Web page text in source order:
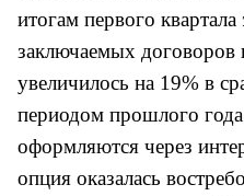
итогам первого квартала
заключаемых договоров
увеличилось на 19% в
периодом прошлого
оформляются через
опция оказалась